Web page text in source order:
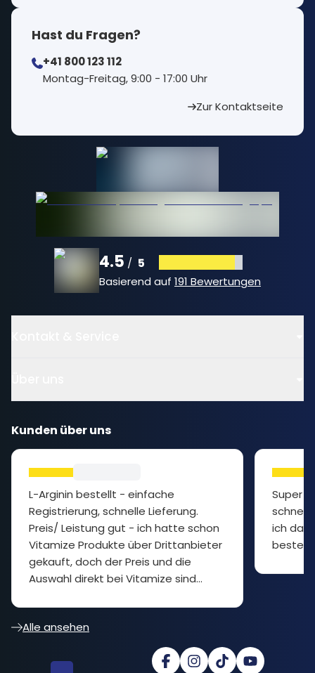
Hast du Fragen?
+41 800 123 112
⁠Montag-Freitag, 9:00 - 17:00 Uhr
Zur Kontaktseite
4.5 / 5
Basierend auf 191 Bewertungen
Kunden über uns
L-Arginin bestellt - einfache
Registrierung, schnelle Lieferung.
Preis/ Leistung gut - ich hatte schon
Vitamize Produkte über Drittanbieter
gekauft, doch der Preis und die
Auswahl direkt bei Vitamize sind
Super
ich das
Alle ansehen